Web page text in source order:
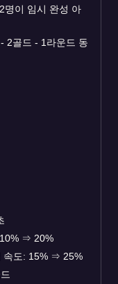
명이 임시 완성 아
2골드 - 1라운드 동
⇒ 20%
속도: 15% ⇒ 25%